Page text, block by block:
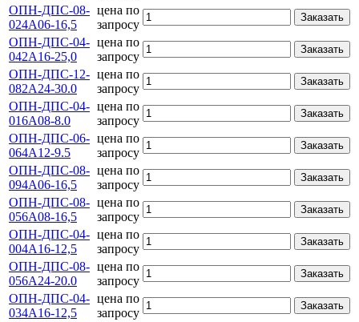
ОПН-ДПС-08-
024А06-16,5
цена по
запросу
Заказать
ОПН-ДПС-04-
042А16-25,0
цена по
запросу
Заказать
ОПН-ДПС-12-
082А24-30.0
цена по
запросу
Заказать
ОПН-ДПС-04-
016А08-8.0
цена по
запросу
Заказать
ОПН-ДПС-06-
064А12-9.5
цена по
запросу
Заказать
ОПН-ДПС-08-
094А06-16,5
цена по
запросу
Заказать
ОПН-ДПС-08-
056А08-16,5
цена по
запросу
Заказать
ОПН-ДПС-04-
004А16-12,5
цена по
запросу
Заказать
ОПН-ДПС-08-
056А24-20.0
цена по
запросу
Заказать
ОПН-ДПС-04-
034А16-12,5
цена по
запросу
Заказать